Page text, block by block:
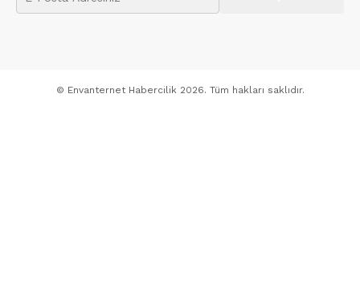
© Envanternet Habercilik 2026. Tüm hakları saklıdır.